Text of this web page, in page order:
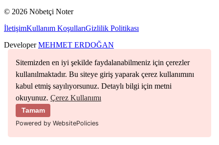
Sitemizden en iyi şekilde faydalanabilmeniz için çerezler
kullanılmaktadır. Bu siteye giriş yaparak çerez kullanımını
kabul etmiş sayılıyorsunuz. Detaylı bilgi için metni
okuyunuz. Çerez Kullanımı
Tamam
Powered by WebsitePolicies
© 2026 Nöbetçi Noter
İletişimKullanım KoşullarıGizlilik Politikası
DeveloperMEHMET ERDOĞAN